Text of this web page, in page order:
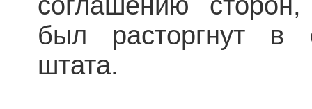
был расторгнут в
штата.